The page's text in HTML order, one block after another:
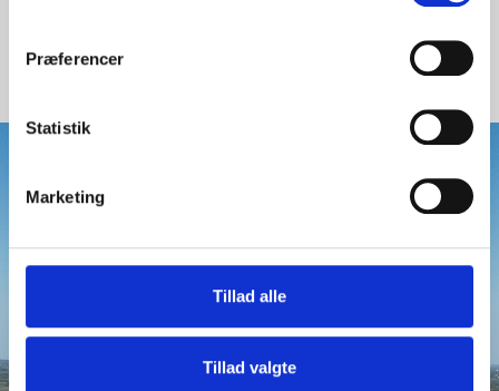
Præferencer
Statistik
Marketing
Tillad alle
Tillad valgte
Kontakt